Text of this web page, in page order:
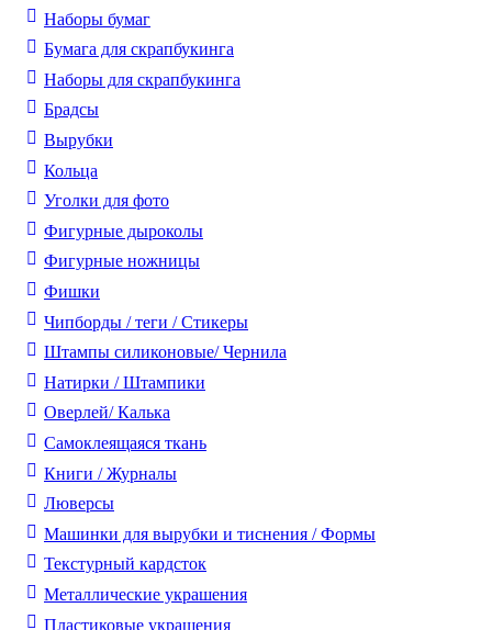
Наборы бумаг
Бумага для скрапбукинга
Наборы для скрапбукинга
Брадсы
Вырубки
Кольца
Уголки для фото
Фигурные дыроколы
Фигурные ножницы
Фишки
Чипборды / теги / Стикеры
Штампы силиконовые/ Чернила
Натирки / Штампики
Оверлей/ Калька
Самоклеящаяся ткань
Книги / Журналы
Люверсы
Машинки для вырубки и тиснения / Формы
Текстурный кардсток
Металлические украшения
Пластиковые украшения